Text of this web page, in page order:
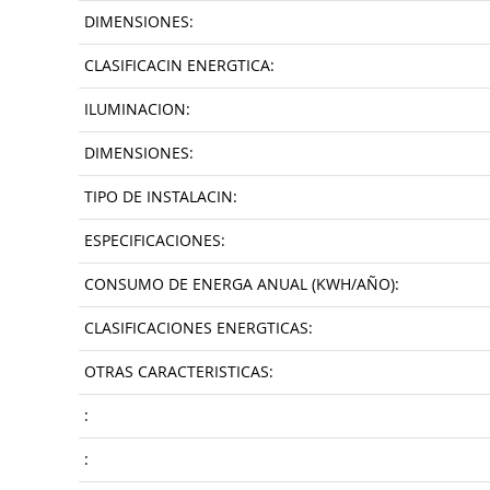
DIMENSIONES:
CLASIFICACIN ENERGTICA:
ILUMINACION:
DIMENSIONES:
TIPO DE INSTALACIN:
ESPECIFICACIONES:
CONSUMO DE ENERGA ANUAL (KWH/AÑO):
CLASIFICACIONES ENERGTICAS:
OTRAS CARACTERISTICAS:
:
: